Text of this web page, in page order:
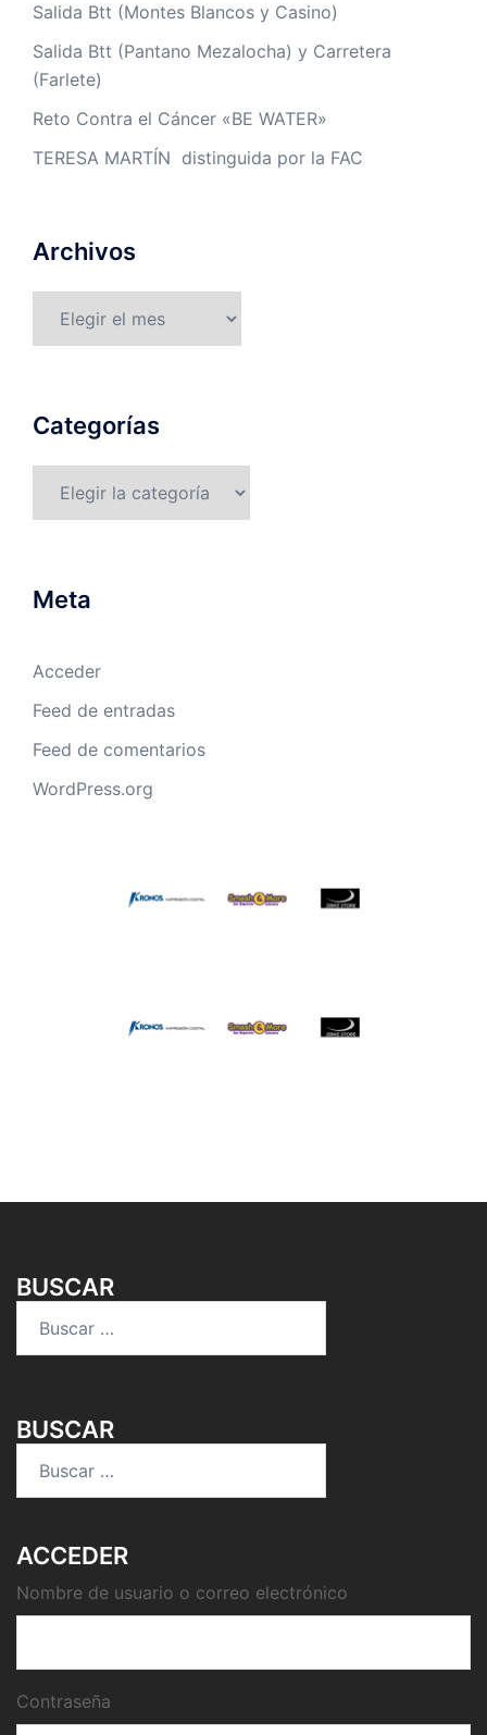
Salida Btt (Montes Blancos y Casino)
Salida Btt (Pantano Mezalocha) y Carretera
(Farlete)
Reto Contra el Cáncer «BE WATER»
TERESA MARTÍN distinguida por la FAC
Archivos
Categorías
Meta
Acceder
Feed de entradas
Feed de comentarios
WordPress.org
BUSCAR
BUSCAR
ACCEDER
Nombre de usuario o correo electrónico
Contraseña